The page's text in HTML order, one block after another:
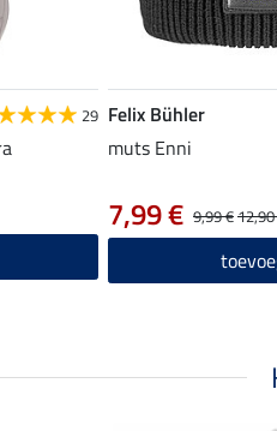
29 Felix Bühler
muts Enni
9,99 €
7,99 €